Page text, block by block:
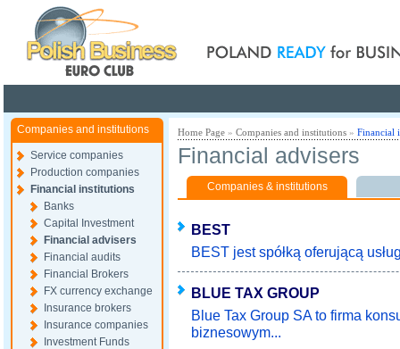
Companies and institutions
Service companies
Production companies
Financial institutions
Banks
Capital Investment
Financial advisers
Financial audits
Financial Brokers
FX currency exchange
Insurance brokers
Insurance companies
Investment Funds
Home Page » Companies and institutions » Financial
Financial advisers
Companies & institutions
BEST
BEST jest spółką oferującą
BLUE TAX GROUP
Blue Tax Group SA to firma
biznesowym...